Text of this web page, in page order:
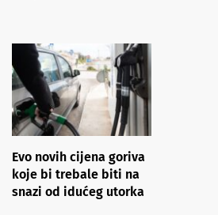
Evo novih cijena goriva
koje bi trebale biti na
snazi od idućeg utorka